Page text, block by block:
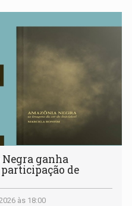
Negra ganha
de
às 18:00